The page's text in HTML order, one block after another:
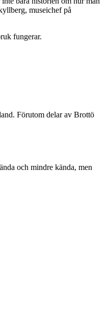
museichef på
fungerar.
Förutom delar av Brottö
och mindre kända, men